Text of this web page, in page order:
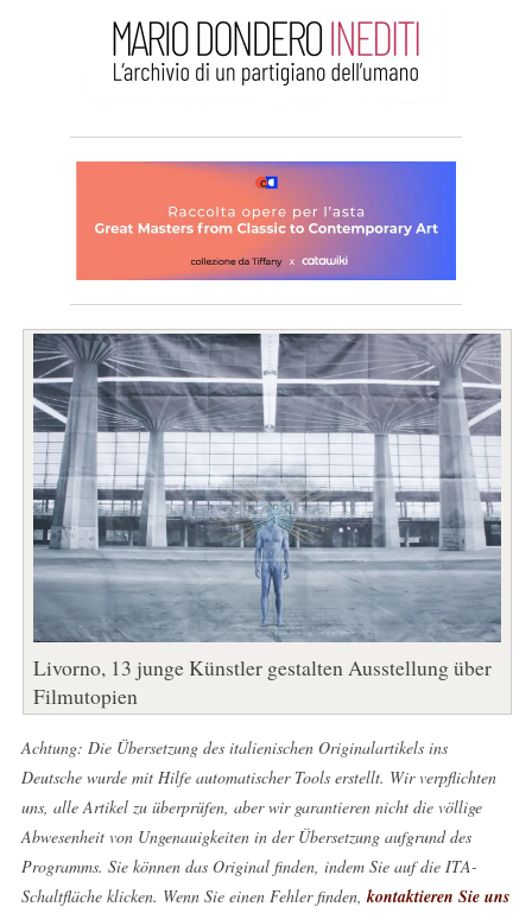
Livorno, 13 junge Künstler gestalten Ausstellung über
Filmutopien
Achtung: Die Übersetzung des italienischen Originalartikels ins
Deutsche wurde mit Hilfe automatischer Tools erstellt. Wir verpflichten
uns, alle Artikel zu überprüfen, aber wir garantieren nicht die völlige
Abwesenheit von Ungenauigkeiten in der Übersetzung aufgrund des
Programms. Sie können das Original finden, indem Sie auf die ITA-
Schaltfläche klicken. Wenn Sie einen Fehler finden, kontaktieren Sie uns